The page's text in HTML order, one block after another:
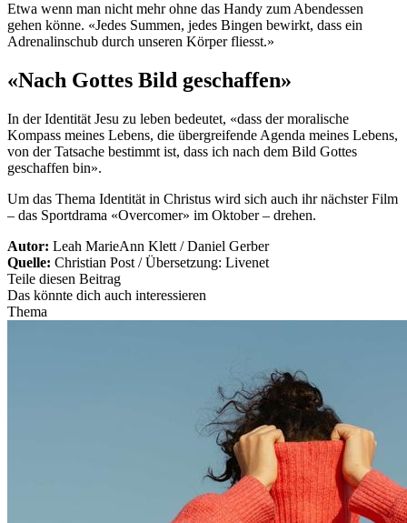
Etwa wenn man nicht mehr ohne das Handy zum Abendessen
gehen könne. «Jedes Summen, jedes Bingen bewirkt, dass ein
Adrenalinschub durch unseren Körper fliesst.»
«Nach Gottes Bild geschaffen»
In der Identität Jesu zu leben bedeutet, «dass der moralische
Kompass meines Lebens, die übergreifende Agenda meines Lebens,
von der Tatsache bestimmt ist, dass ich nach dem Bild Gottes
geschaffen bin».
Um das Thema Identität in Christus wird sich auch ihr nächster Film
– das Sportdrama «Overcomer» im Oktober – drehen.
Autor: Leah MarieAnn Klett / Daniel Gerber
Quelle: Christian Post / Übersetzung: Livenet
Teile diesen Beitrag
Das könnte dich auch interessieren
Thema